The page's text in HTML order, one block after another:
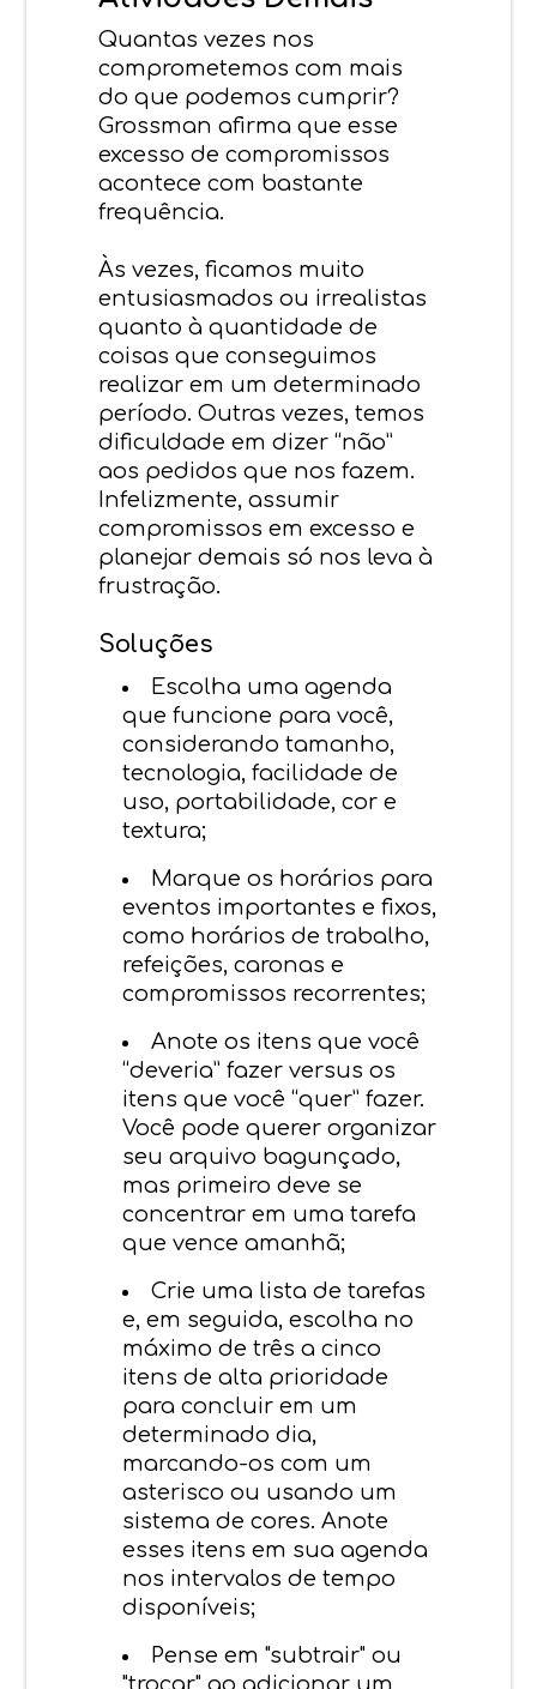
Quantas vezes nos
comprometemos com mais
do que podemos cumprir?
Grossman afirma que esse
excesso de compromissos
acontece com bastante
frequência.
Às vezes, ficamos muito
entusiasmados ou irrealistas
quanto à quantidade de
coisas que conseguimos
realizar em um determinado
período. Outras vezes, temos
dificuldade em dizer “não”
aos pedidos que nos fazem.
Infelizmente, assumir
compromissos em excesso e
planejar demais só nos leva à
frustração.
Soluções
Escolha uma agenda
que funcione para você,
considerando tamanho,
tecnologia, facilidade de
uso, portabilidade, cor e
textura;
Marque os horários para
eventos importantes e fixos,
como horários de trabalho,
refeições, caronas e
compromissos recorrentes;
Anote os itens que você
“deveria” fazer versus os
itens que você “quer” fazer.
Você pode querer organizar
seu arquivo bagunçado,
mas primeiro deve se
concentrar em uma tarefa
que vence amanhã;
Crie uma lista de tarefas
e, em seguida, escolha no
máximo de três a cinco
itens de alta prioridade
para concluir em um
determinado dia,
marcando-os com um
asterisco ou usando um
sistema de cores. Anote
esses itens em sua agenda
nos intervalos de tempo
disponíveis;
Pense em "subtrair" ou
"trocar" ao adicionar um